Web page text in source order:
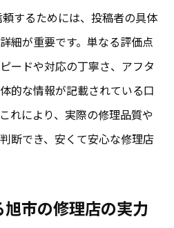
するためには、投稿者の具体
細が重要です。単なる評価点
ードや対応の丁寧さ、アフタ
的な情報が記載されている口
れにより、実際の修理品質や
断でき、安くて安心な修理店
市の修理店の実力